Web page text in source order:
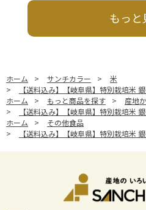
もっと
ホーム > サンチカラー >
米
>
【送料込み】【岐阜県】特別栽培米
ホーム
> もっと商品を探す > 産地
>
【送料込み】【岐阜県】特別栽培米
ホーム
>
その他食品
>
【送料込み】【岐阜県】特別栽培米